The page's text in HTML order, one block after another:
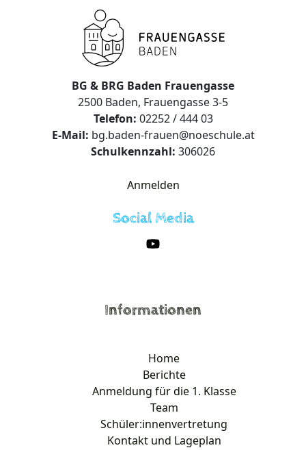
BG & BRG Baden Frauengasse
2500 Baden, Frauengasse 3-5
Telefon: 02252 / 444 03
E-Mail: bg.baden-frauen@noeschule.at
Schulkennzahl: 306026
Anmelden
Social Media
Informationen
Home
Berichte
Anmeldung für die 1. Klasse
Team
Schüler:innenvertretung
Kontakt und Lageplan